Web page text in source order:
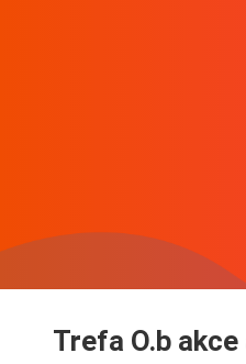
Trefa O.b akce